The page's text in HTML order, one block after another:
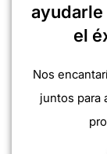
el
Nos
juntos para